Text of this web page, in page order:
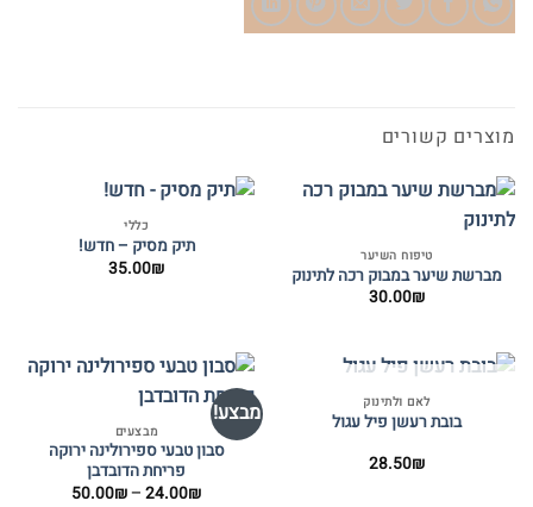
מוצרים קשורים
טיפוח השיער
מברשת שיער במבוק רכה לתינוק
30.00₪
כללי
תיק מסיק – חדש!
35.00₪
המלאי אזל
לאם ולתינוק
בובת רעשן פיל עגול
28.50₪
מבצע!
מבצעים
סבון טבעי ספירולינה ירוקה
פריחת הדובדבן
24.00₪
–
50.00₪